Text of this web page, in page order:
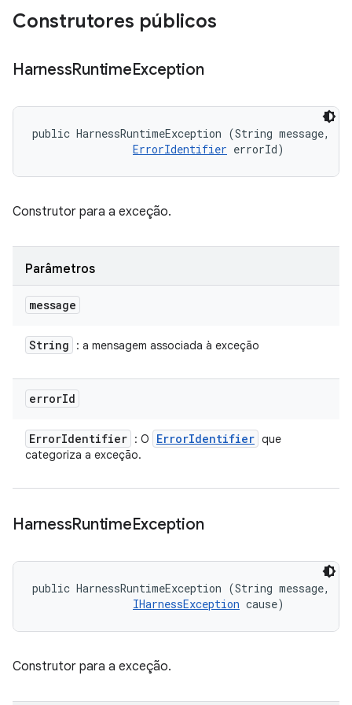
Construtores públicos
HarnessRuntimeException
public HarnessRuntimeException (String message,
ErrorIdentifier errorId)
Construtor para a exceção.
Parâmetros
message
String : a mensagem associada à exceção
errorId
ErrorIdentifier : O ErrorIdentifier que
categoriza a exceção.
HarnessRuntimeException
public HarnessRuntimeException (String message,
IHarnessException cause)
Construtor para a exceção.